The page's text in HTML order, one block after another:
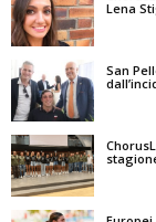
Lena
San